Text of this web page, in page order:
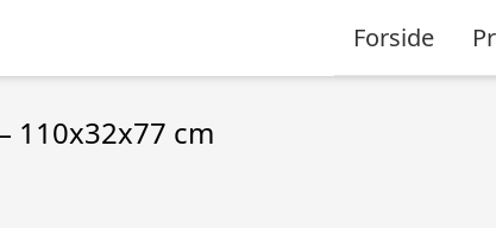
Forside
110x32x77 cm